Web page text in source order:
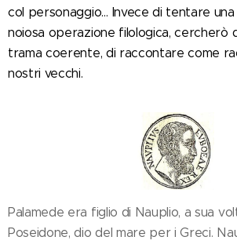
col personaggio… Invece di tentare
noiosa operazione filologica, cercherò
trama coerente, di raccontare come
nostri vecchi.
Palamede era figlio di Nauplio, a sua
Poseidone, dio del mare per i Greci.